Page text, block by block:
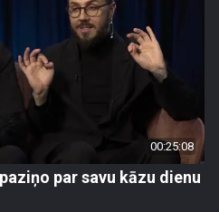
00:25:08
par savu kāzu dienu